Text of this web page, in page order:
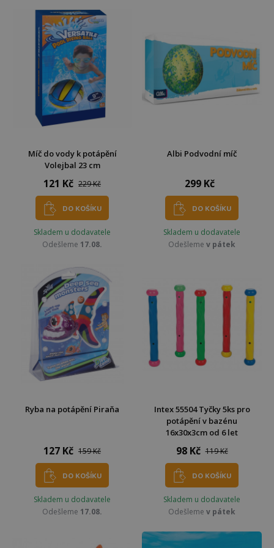
Míč do vody k potápění
Volejbal 23 cm
121 Kč 229 Kč
DO KOŠÍKU
Skladem u dodavatele
Odešleme 17.08.
Albi Podvodní míč
299 Kč
DO KOŠÍKU
Skladem u dodavatele
Odešleme v pátek
Ryba na potápění Piraňa
127 Kč 159 Kč
DO KOŠÍKU
Skladem u dodavatele
Odešleme 17.08.
Intex 55504 Tyčky 5ks pro
potápění v bazénu
16x30x3cm od 6 let
98 Kč 119 Kč
DO KOŠÍKU
Skladem u dodavatele
Odešleme v pátek